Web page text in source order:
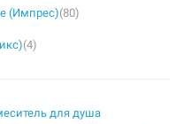
(Импрес)(80)
(4)
для душа